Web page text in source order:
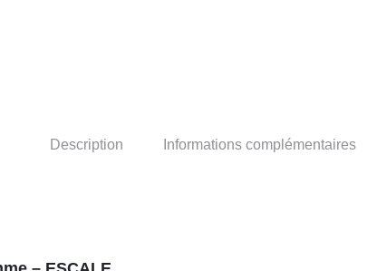
Description Informations complémentaires